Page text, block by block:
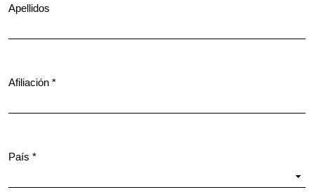
Apellidos
Afiliación *
País *